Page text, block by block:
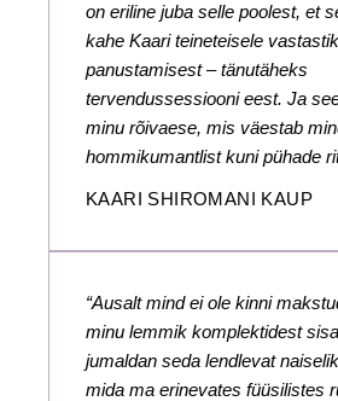
on eriline juba selle poolest, et
kahe Kaari teineteisele
panustamisest – tänutäheks
tervendussessiooni eest. Ja
minu rõivaese, mis väestab
hommikumantlist kuni pühade
KAARI SHIROMANI KAUP
“Ausalt mind ei ole kinni
minu lemmik komplektidest
jumaldan seda lendlevat
mida ma erinevates füüsilistes